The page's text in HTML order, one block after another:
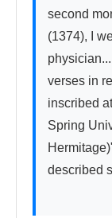
second
(1374), I
verses in
inscribed
Spring
described